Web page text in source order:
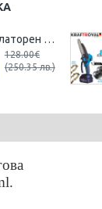
2в1 Акумулаторен Ъглошлайф и Гайковерт / Импакт KRAFTROYAL 36V 8,0AH 2 батерии Шлайф Червен Комплект
128.00€
(250.35 лв.)